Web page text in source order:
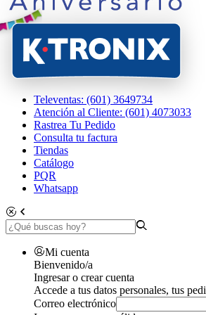
Televentas: (601) 3649734
Atención al Cliente: (601) 4073033
Rastrea Tu Pedido
Consulta tu factura
Tiendas
Catálogo
PQR
Whatsapp
Mi cuenta
Bienvenido/a
Ingresar o crear cuenta
Accede a tus datos personales, tus
Correo electrónico